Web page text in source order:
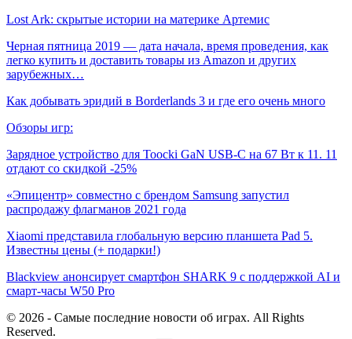
Lost Ark: скрытые истории на материке Артемис
Черная пятница 2019 — дата начала, время проведения, как
легко купить и доставить товары из Amazon и других
зарубежных…
Как добывать эридий в Borderlands 3 и где его очень много
Обзоры игр:
Зарядное устройство для Toocki GaN USB-C на 67 Вт к 11. 11
отдают со скидкой -25%
«Эпицентр» совместно с брендом Samsung запустил
распродажу флагманов 2021 года
Xiaomi представила глобальную версию планшета Pad 5.
Известны цены (+ подарки!)
Blackview анонсирует смартфон SHARK 9 с поддержкой AI и
смарт-часы W50 Pro
© 2026 - Самые последние новости об играх. All Rights
Reserved.